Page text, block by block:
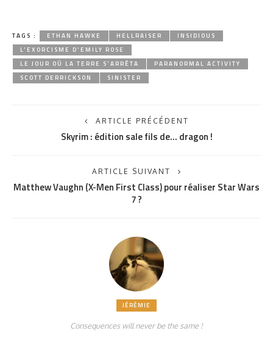
TAGS : ETHAN HAWKE HELLRAISER
INSIDIOUS
L'EXORCISME D'EMILY ROSE
LE JOUR OÙ LA TERRE S'ARRÊTA
PARANORMAL ACTIVITY
SCOTT DERRICKSON
SINISTER
ARTICLE PRÉCÉDENT
Skyrim : édition sale fils de… dragon !
ARTICLE SUIVANT
Matthew Vaughn (X-Men First Class) pour réaliser Star Wars
7 ?
JÉRÉMIE
Consequences will never be the same !